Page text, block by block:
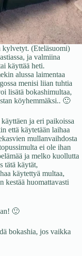
kylvetyt. (Eteläsuomi)
ja valmiina
käyttää heti.
alussa laimentaa
menisi liian tuhtia
lisätä bokashimultaa,
köyhemmäksi.. 🙂
ja eri paikoissa
että käytetään laihaa
mullanvaihdosta
ei ole ihan
ja melko kuollutta
tätä käytät,
käytettyä multaa,
kestää huomattavasti
🙂
bokashia, jos vaikka